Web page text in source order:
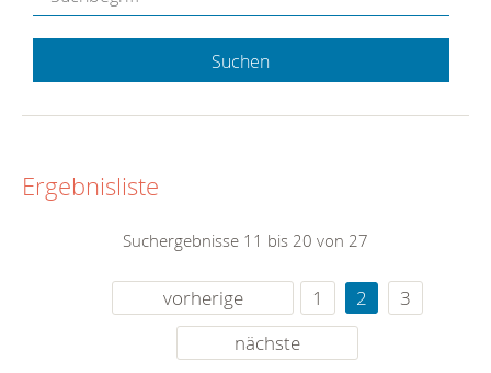
Suchen
Ergebnisliste
Suchergebnisse 11 bis 20 von 27
vorherige 1 2
3
nächste